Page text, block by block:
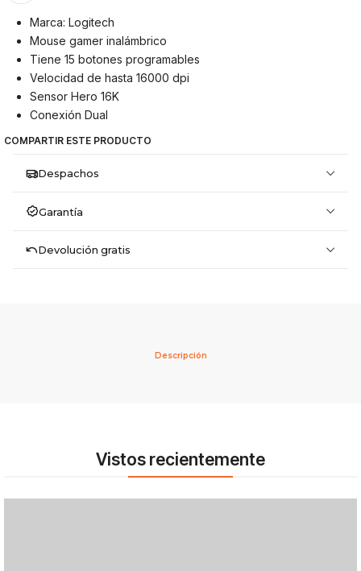
Marca: Logitech
Mouse gamer inalámbrico
Tiene 15 botones programables
Velocidad de hasta 16000 dpi
Sensor Hero 16K
Conexión Dual
COMPARTIR ESTE PRODUCTO
Despachos
Garantía
Devolución gratis
Descripción
Vistos recientemente